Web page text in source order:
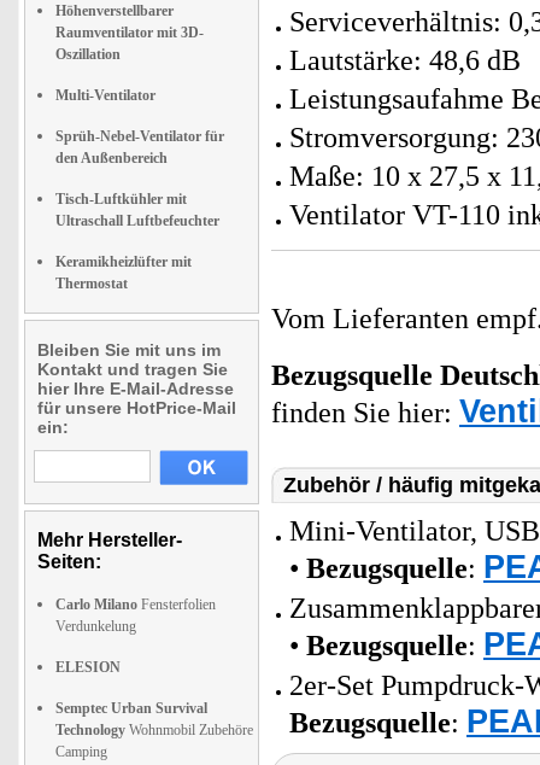
Höhenverstellbarer
Raumventilator mit 3D-
Oszillation
Multi-Ventilator
Sprüh-Nebel-Ventilator für
den Außenbereich
Tisch-Luftkühler mit
Ultraschall Luftbefeuchter
Keramikheizlüfter mit
Thermostat
Bleiben Sie mit uns im
Kontakt und tragen Sie
hier Ihre E-Mail-Adresse
für unsere HotPrice-Mail
ein:
Mehr Hersteller-
Seiten:
Carlo Milano Fensterfolien
Verdunkelung
ELESION
Semptec Urban Survival
Technology Wohnmobil Zubehöre
Camping
Serviceverhältnis:
Lautstärke: 48,6 dB
Leistungsaufahme
Stromversorgung:
Maße: 10 x 27,5 x
Ventilator VT-110
Vom Lieferanten
Bezugsquelle
finden Sie hier:
Zubehör / häufig
Mini-Ventilator,
• Bezugsquelle:
• Bezugsquelle:
2er-Set Pumpdruck-
Bezugsquelle: